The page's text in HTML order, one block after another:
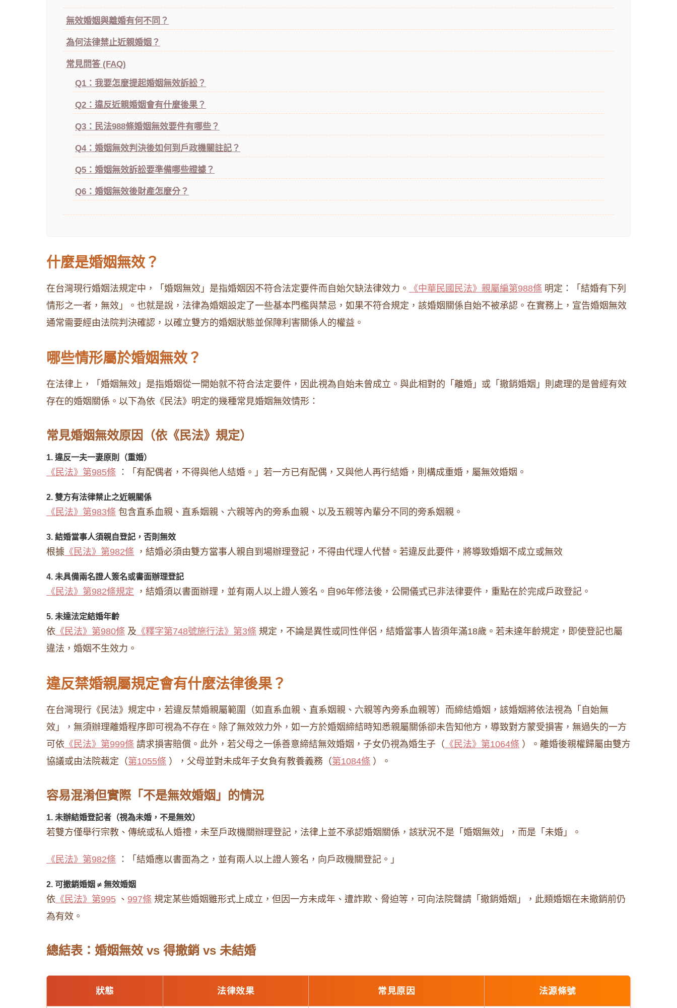
無效婚姻與離婚有何不同？
為何法律禁止近親婚姻？
常見問答 (FAQ)
Q1：我要怎麼提起婚姻無效訴訟？
Q2：違反近親婚姻會有什麼後果？
Q3：民法988條婚姻無效要件有哪些？
Q4：婚姻無效判決後如何到戶政機關註記？
Q5：婚姻無效訴訟要準備哪些證據？
Q6：婚姻無效後財產怎麼分？
什麼是婚姻無效？
在台灣現行婚姻法規定中，「婚姻無效」是指婚姻因不符合法定要件而自始欠缺法律效力。 《中華民國民法》親屬編第988條 明定：「結婚有下列
情形之一者，無效」。也就是說，法律為婚姻設定了一些基本門檻與禁忌，如果不符合規定，該婚姻關係自始不被承認。在實務上，宣告婚姻無效
通常需要經由法院判決確認，以確立雙方的婚姻狀態並保障利害關係人的權益。
哪些情形屬於婚姻無效？
在法律上，「婚姻無效」是指婚姻從一開始就不符合法定要件，因此視為自始未曾成立。與此相對的「離婚」或「撤銷婚姻」則處理的是曾經有效
存在的婚姻關係。以下為依《民法》明定的幾種常見婚姻無效情形：
常見婚姻無效原因（依《民法》規定）
1. 違反一夫一妻原則（重婚）
《民法》第985條 ：「有配偶者，不得與他人結婚。」若一方已有配偶，又與他人再行結婚，則構成重婚，屬無效婚姻。
2. 雙方有法律禁止之近親關係
《民法》第983條 包含直系血親、直系姻親、六親等內的旁系血親、以及五親等內輩分不同的旁系姻親。
3. 結婚當事人須親自登記，否則無效
根據 《民法》第982條 ，結婚必須由雙方當事人親自到場辦理登記，不得由代理人代替。若違反此要件，將導致婚姻不成立或無效
4. 未具備兩名證人簽名或書面辦理登記
《民法》第982條規定 ，結婚須以書面辦理，並有兩人以上證人簽名。自96年修法後，公開儀式已非法律要件，重點在於完成戶政登記。
5. 未達法定結婚年齡
依 《民法》第980條 及 《釋字第748號施行法》第3條 規定，不論是異性或同性伴侶，結婚當事人皆須年滿18歲。若未達年齡規定，即使登記也屬
違法，婚姻不生效力。
違反禁婚親屬規定會有什麼法律後果？
在台灣現行《民法》規定中，若違反禁婚親屬範圍（如直系血親、直系姻親、六親等內旁系血親等）而締結婚姻，該婚姻將依法視為「自始無
效」，無須辦理離婚程序即可視為不存在。除了無效效力外，如一方於婚姻締結時知悉親屬關係卻未告知他方，導致對方蒙受損害，無過失的一方
可依 《民法》第999條 請求損害賠償。此外，若父母之一係善意締結無效婚姻，子女仍視為婚生子（ 《民法》第1064條 ）。離婚後親權歸屬由雙方
協議或由法院裁定（第1055條 ），父母並對未成年子女負有教養義務（第1084條 ）。
容易混淆但實際「不是無效婚姻」的情況
1. 未辦結婚登記者（視為未婚，不是無效）
若雙方僅舉行宗教、傳統或私人婚禮，未至戶政機關辦理登記，法律上並不承認婚姻關係，該狀況不是「婚姻無效」，而是「未婚」。
《民法》第982條 ：「結婚應以書面為之，並有兩人以上證人簽名，向戶政機關登記。」
2. 可撤銷婚姻 ≠ 無效婚姻
依 《民法》第995 、 997條 規定某些婚姻雖形式上成立，但因一方未成年、遭詐欺、脅迫等，可向法院聲請「撤銷婚姻」，此類婚姻在未撤銷前仍
為有效。
總結表：婚姻無效 vs 得撤銷 vs 未結婚
狀態 法律效果 常見原因 法源條號